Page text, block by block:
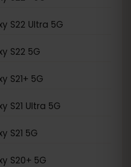
S22 Ultra 5G
S22 5G
S21+ 5G
S21 Ultra 5G
S21 5G
S20+ 5G